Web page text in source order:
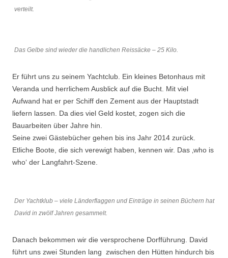
verteilt.
Das Gelbe sind wieder die handlichen Reissäcke – 25 Kilo.
Er führt uns zu seinem Yachtclub. Ein kleines Betonhaus mit
Veranda und herrlichem Ausblick auf die Bucht. Mit viel
Aufwand hat er per Schiff den Zement aus der Hauptstadt
liefern lassen. Da dies viel Geld kostet, zogen sich die
Bauarbeiten über Jahre hin.
Seine zwei Gästebücher gehen bis ins Jahr 2014 zurück.
Etliche Boote, die sich verewigt haben, kennen wir. Das ‚who is
who‘ der Langfahrt-Szene.
Der Yachtklub – viele Länderflaggen und Einträge in seinen Büchern hat
David in zwölf Jahren gesammelt.
Danach bekommen wir die versprochene Dorfführung. David
führt uns zwei Stunden lang zwischen den Hütten hindurch bis